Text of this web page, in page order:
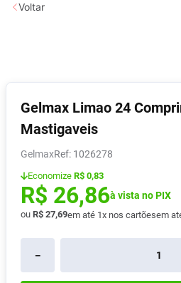
Gelmax Limao 24
Mastigaveis
Gelmax : 1026278
Economize R$ 0,83
R$ 26,86à vista no PIX
ou R$ 27,69em até 1x nos cartõesem
－
Voltar
2
5º Fralda G
6º Shampoo
7º Desodorante
8º Absorvente
9º Vitamina D
10 º Lavitan